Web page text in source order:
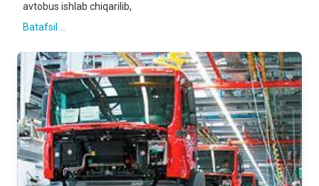
avtobus ishlab chiqarilib,
Batafsil ...